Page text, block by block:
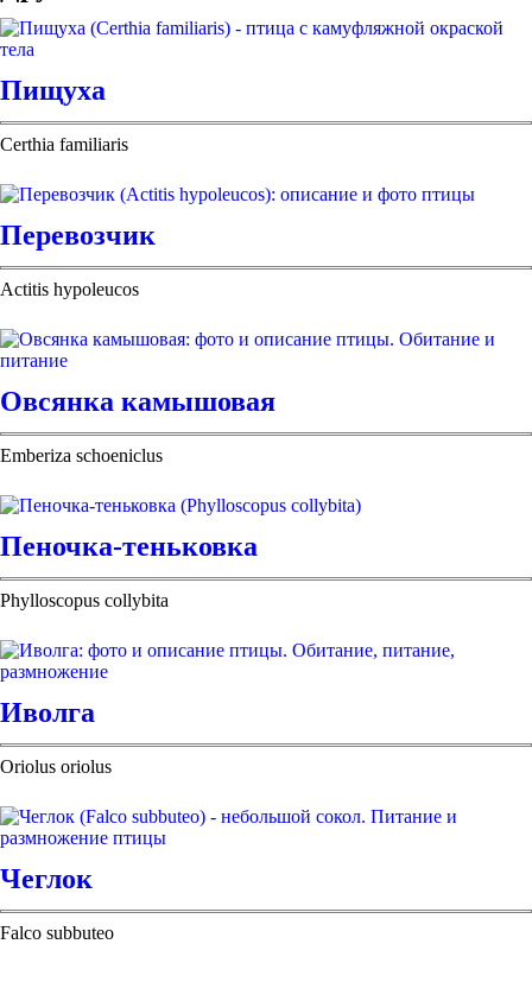
Пищуха
Certhia familiaris
Перевозчик
Actitis hypoleucos
Овсянка камышовая
Emberiza schoeniclus
Пеночка-теньковка
Phylloscopus collybita
Иволга
Oriolus oriolus
Чеглок
Falco subbuteo